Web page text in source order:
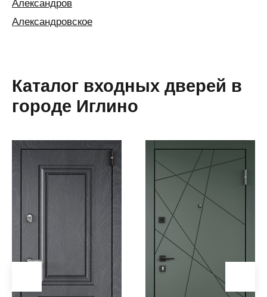
Александров
Александровское
Алушта
Альметьевск
Анапа
Анжеро-
Судженск
Аргаяш
Аркадак
область)
Каталог входных дверей в
городе Иглино